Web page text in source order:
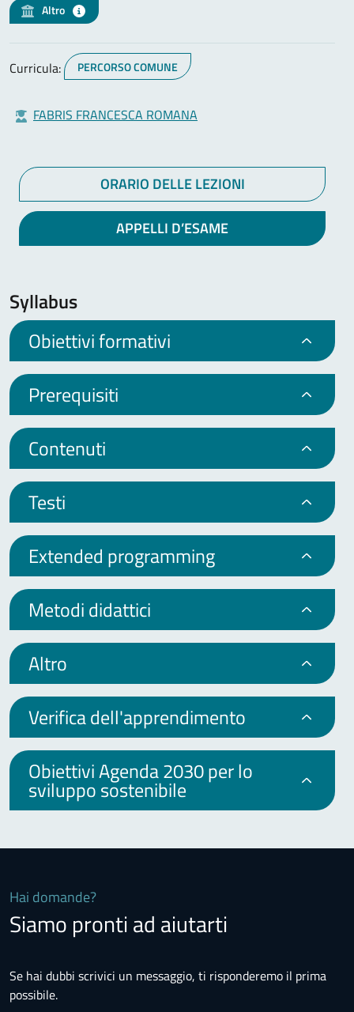
Altro
Curricula: PERCORSO COMUNE
FABRIS FRANCESCA ROMANA
ORARIO DELLE LEZIONI
APPELLI D’ESAME
Syllabus
Obiettivi formativi
Prerequisiti
Contenuti
Testi
Extended programming
Metodi didattici
Altro
Verifica dell'apprendimento
Obiettivi Agenda 2030 per lo
sviluppo sostenibile
Hai domande?
Siamo pronti ad aiutarti
Se hai dubbi scrivici un messaggio, ti risponderemo il prima
possibile.